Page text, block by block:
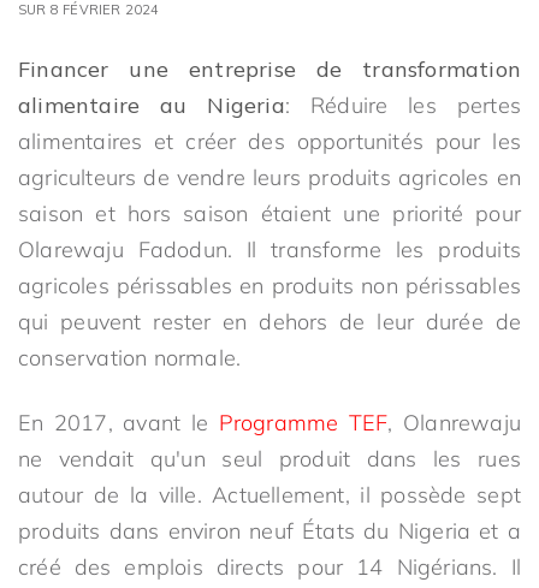
SUR 8 FÉVRIER 2024
Financer une entreprise de transformation
alimentaire au Nigeria: Réduire les pertes
alimentaires et créer des opportunités pour les
agriculteurs de vendre leurs produits agricoles en
saison et hors saison étaient une priorité pour
Olarewaju Fadodun. Il transforme les produits
agricoles périssables en produits non périssables
qui peuvent rester en dehors de leur durée de
conservation normale.
En 2017, avant le Programme TEF, Olanrewaju
ne vendait qu'un seul produit dans les rues
autour de la ville. Actuellement, il possède sept
produits dans environ neuf États du Nigeria et a
créé des emplois directs pour 14 Nigérians. Il